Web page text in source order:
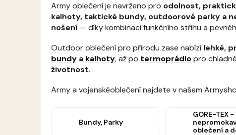
Army oblečení je navrženo pro odolnost,
kalhoty, taktické bundy, outdoorové parky a
nošení — díky kombinaci funkčního střihu a
Outdoor oblečení pro přírodu zase nabízí lehké,
bundy a kalhoty, až po termoprádlopro
životnost.
Army a vojenskéoblečení najdete v našem
Bundy, Parky
GORE-TEX -
oblečení a